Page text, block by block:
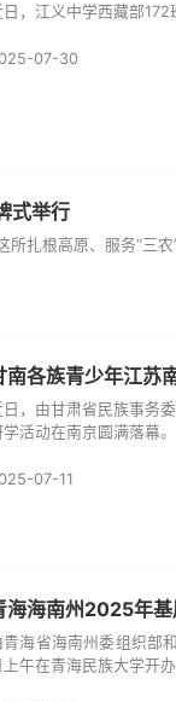
日，江义中学西藏部172
07-30
式举行
扎根高原、服务“三农
南各族青少年江苏
日，由甘肃省民族事务
学活动在南京圆满落幕
07-11
海海南州2025年
青海省海南州委组织部
上午在青海民族大学开